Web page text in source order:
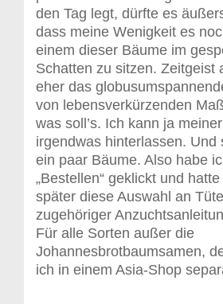
den Tag legt, dürfte es
dass meine Wenigkeit es
einem dieser Bäume im
Schatten zu sitzen. Zeitgeist
eher das
von lebensverkürzenden
was soll’s. Ich kann ja
irgendwas hinterlassen. Und
ein paar Bäume. Also habe
„Bestellen“ geklickt und
später diese Auswahl an
zugehöriger
Für alle Sorten außer die
Johannesbrotbaumsamen,
ich in einem Asia-Shop